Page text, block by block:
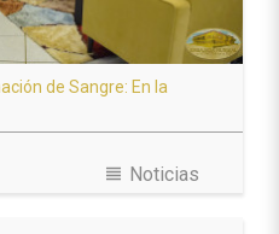
de Sangre: En la
view_headline Noticias